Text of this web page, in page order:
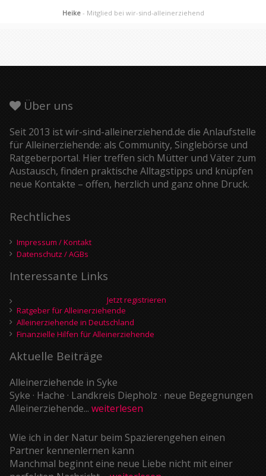
Heike - Mitglied bei wir-sind-alleinerziehend
Über uns
Seit 2013 ist wir-sind-alleinerziehend.de die Anlaufstelle
für Alleinerziehende: als Community, Singlebörse und
Ratgeberportal. Hier treffen sich Mütter und Väter zum
Austausch, finden praktische Alltagstipps und knüpfen
neue Kontakte – offen, herzlich und ganz ohne Druck.
Rechtliches
Impressum / Kontakt
Datenschutz / AGBs
Interessante Links
Jetzt registrieren
Ratgeber für Alleinerziehende
Alleinerziehende in Deutschland
Finanzielle Hilfen für Alleinerziehende
Aktuelle Beiträge
Alleinerziehende in Syke
Syke · Hache · Landkreis Diepholz · neue Begegnungen
Alleinerziehende... weiterlesen
Wie ich in der Natur beim Spazierengehen einen
Partner kennenlernen kann
Manchmal beginnt eine neue Liebe nicht mit einer